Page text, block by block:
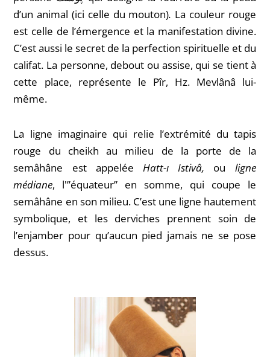
d’un animal (ici celle du mouton). La couleur rouge
est celle de l’émergence et la manifestation divine.
C’est aussi le secret de la perfection spirituelle et du
califat. La personne, debout ou assise, qui se tient à
cette place, représente le Pîr, Hz. Mevlânâ lui-
même.
La ligne imaginaire qui relie l’extrémité du tapis
rouge du cheikh au milieu de la porte de la
semâhâne est appeléeHatt-ı Istivâ, ou ligne
médiane, l'”équateur” en somme, qui coupe le
semâhâne en son milieu. C’est une ligne hautement
symbolique, et les derviches prennent soin de
l’enjamber pour qu’aucun pied jamais ne se pose
dessus.